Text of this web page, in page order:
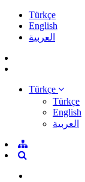
Türkçe
English
العربية
Türkçe
Türkçe
English
العربية